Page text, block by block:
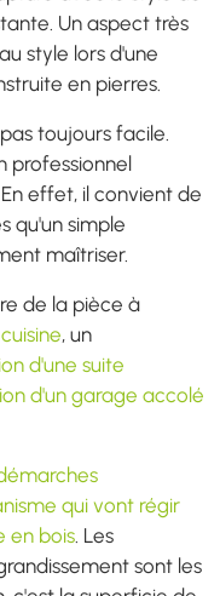
Un aspect très
style lors d'une
en pierres.
toujours facile.
professionnel
effet, il convient de
qu'un simple
maîtriser.
de la pièce à
, un
d'une suite
d'un garage accolé
qui vont régir
en bois. Les
sont les